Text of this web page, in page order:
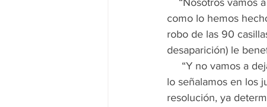
como lo hemos
robo de las 90
desaparición) le
lo señalamos en los
resolución, ya